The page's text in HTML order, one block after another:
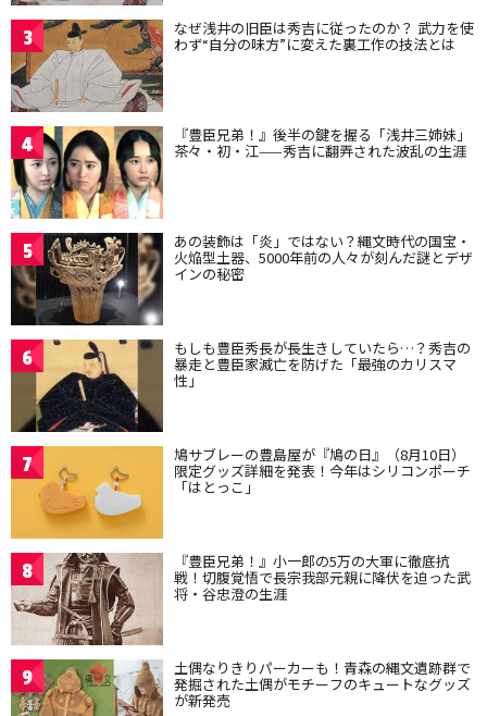
3 なぜ浅井の旧臣は秀吉に従ったのか？ 武力を使
わず“自分の味方”に変えた裏工作の技法とは
4 『豊臣兄弟！』後半の鍵を握る「浅井三姉妹」
茶々・初・江——秀吉に翻弄された波乱の生涯
5 あの装飾は「炎」ではない？縄文時代の国宝・
火焔型土器、5000年前の人々が刻んだ謎とデザ
インの秘密
6 もしも豊臣秀長が長生きしていたら…？秀吉の
暴走と豊臣家滅亡を防げた「最強のカリスマ
性」
7 鳩サブレーの豊島屋が『鳩の日』（8月10日）
限定グッズ詳細を発表！今年はシリコンポーチ
「はとっこ」
8 『豊臣兄弟！』小一郎の5万の大軍に徹底抗
戦！切腹覚悟で長宗我部元親に降伏を迫った武
将・谷忠澄の生涯
9 土偶なりきりパーカーも！青森の縄文遺跡群で
発掘された土偶がモチーフのキュートなグッズ
が新発売